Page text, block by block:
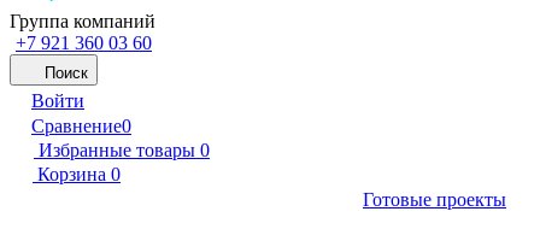
Группа компаний
+7 921 360 03 60
Поиск
Войти
Сравнение0
Избранные товары 0
Корзина 0
Готовые проекты